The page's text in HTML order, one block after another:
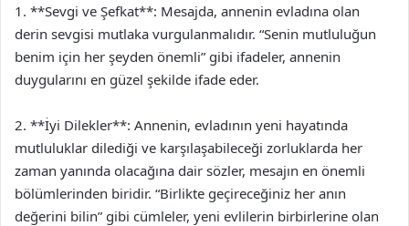
1. **Sevgi ve Şefkat**: Mesajda, annenin evladına olan
derin sevgisi mutlaka vurgulanmalıdır. “Senin mutluluğun
benim için her şeyden önemli” gibi ifadeler, annenin
duygularını en güzel şekilde ifade eder.
2. **İyi Dilekler**: Annenin, evladının yeni hayatında
mutluluklar dilediği ve karşılaşabileceği zorluklarda her
zaman yanında olacağına dair sözler, mesajın en önemli
bölümlerinden biridir. “Birlikte geçireceğiniz her anın
değerini bilin” gibi cümleler, yeni evlilerin birbirlerine olan